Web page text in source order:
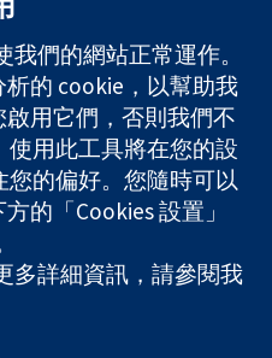
關於我們
工作機會
Cochrane
Library
(no. 1045921) and a
03044323) registered in
number GB 718 2127 49.
權
們的網站正常運作。
的 cookie，以幫助我
用它們，否則我們不
用此工具將在您的設
的偏好。您隨時可以
的「Cookies 設置」
多詳細資訊，請參閱我